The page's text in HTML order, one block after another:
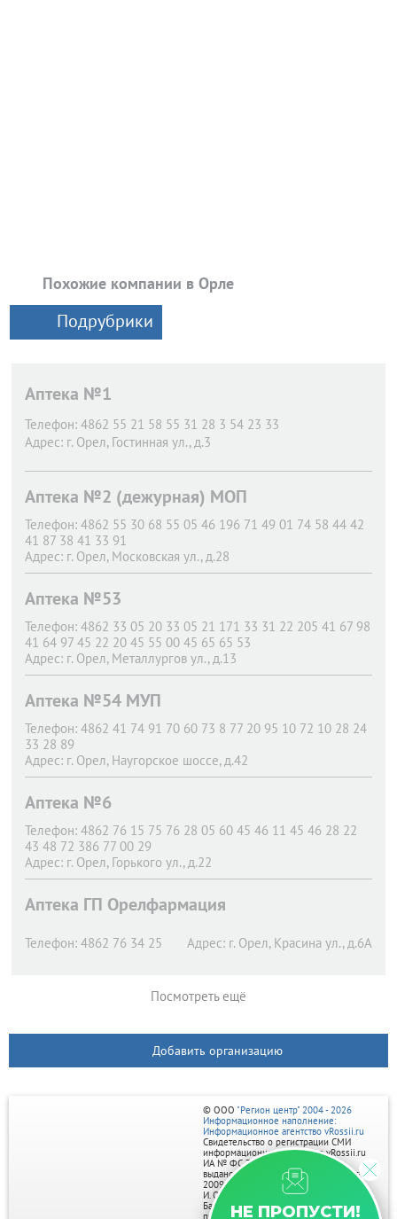
Похожие компании в Орле
Подрубрики
Аптека №1
Телефон: 4862 55 21 58 55 31 28 3 54 23 33
Адрес: г. Орел, Гостинная ул., д.3
Аптека №2 (дежурная) МОП
Телефон: 4862 55 30 68 55 05 46 196 71 49 01 74 58 44 42
41 87 38 41 33 91
Адрес: г. Орел, Московская ул., д.28
Аптека №53
Телефон: 4862 33 05 20 33 05 21 171 33 31 22 205 41 67 98
41 64 97 45 22 20 45 55 00 45 65 65 53
Адрес: г. Орел, Металлургов ул., д.13
Аптека №54 МУП
Телефон: 4862 41 74 91 70 60 73 8 77 20 95 10 72 10 28 24
33 28 89
Адрес: г. Орел, Наугорское шоссе, д.42
Аптека №6
Телефон: 4862 76 15 75 76 28 05 60 45 46 11 45 46 28 22
43 48 72 386 77 00 29
Адрес: г. Орел, Горького ул., д.22
Аптека ГП Орелфармация
Телефон: 4862 76 34 25 Адрес: г. Орел, Красина ул., д.6А
Посмотреть ещё
Добавить организацию
НЕ ПРОПУСТИ!
© ООО "Регион центр" 2004 - 2026
Информационное наполнение:
Информационное агентство vRossii.ru
Свидетельство о регистрации СМИ
информационного агентства vRossii.ru
ИА № ФС 77‑35502
выдано РОСКОМНАДЗОРом 04 марта
2009г.
И. О. Главного редактора Нарыков А. Н.
Баннеры на портале размещаются на
правах рекламы.